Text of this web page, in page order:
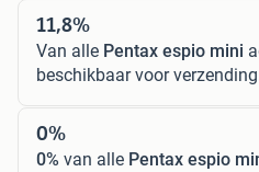
11,8%
Van alle Pentax espio mini
beschikbaar voor
0%
0% van alle Pentax espio